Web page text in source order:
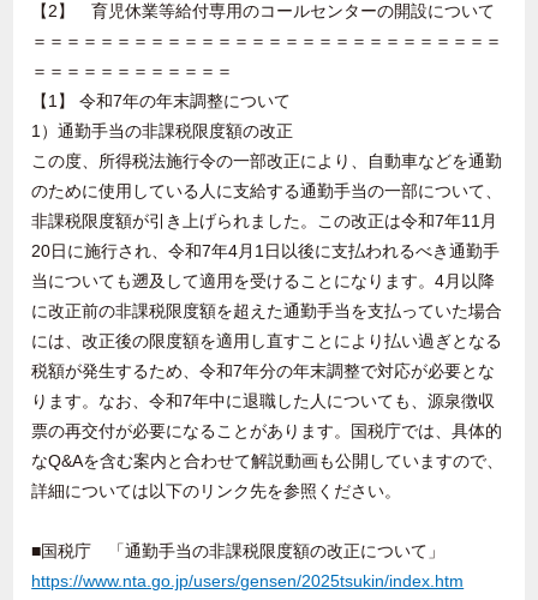
【2】 育児休業等給付専用のコールセンターの開設について
＝＝＝＝＝＝＝＝＝＝＝＝＝＝＝＝＝＝＝＝＝＝＝＝＝＝＝＝
＝＝＝＝＝＝＝＝＝＝＝＝
【1】 令和7年の年末調整について
1）通勤手当の非課税限度額の改正
この度、所得税法施行令の一部改正により、自動車などを通勤
のために使用している人に支給する通勤手当の一部について、
非課税限度額が引き上げられました。この改正は令和7年11月
20日に施行され、令和7年4月1日以後に支払われるべき通勤手
当についても遡及して適用を受けることになります。4月以降
に改正前の非課税限度額を超えた通勤手当を支払っていた場合
には、改正後の限度額を適用し直すことにより払い過ぎとなる
税額が発生するため、令和7年分の年末調整で対応が必要とな
ります。なお、令和7年中に退職した人についても、源泉徴収
票の再交付が必要になることがあります。国税庁では、具体的
なQ&Aを含む案内と合わせて解説動画も公開していますので、
詳細については以下のリンク先を参照ください。
■国税庁 「通勤手当の非課税限度額の改正について」
https://www.nta.go.jp/users/gensen/2025tsukin/index.htm